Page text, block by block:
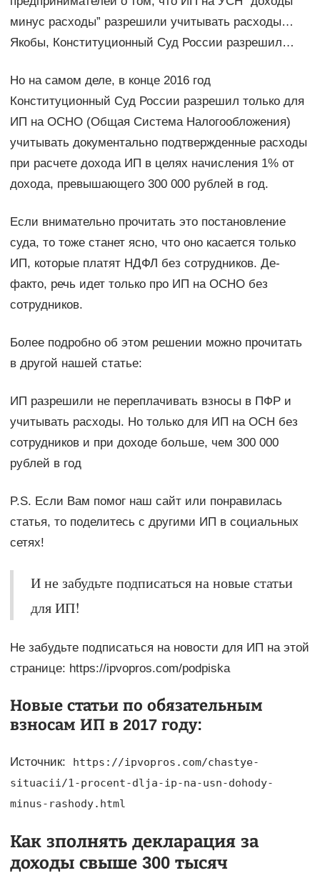
минус расходы” разрешили учитывать расходы…
Якобы, Конституционный Суд России разрешил…
Но на самом деле, в конце 2016 год
Конституционный Суд России разрешил только для
ИП на ОСНО (Общая Система Налогообложения)
учитывать документально подтвержденные расходы
при расчете дохода ИП в целях начисления 1% от
дохода, превышающего 300 000 рублей в год.
Если внимательно прочитать это постановление
суда, то тоже станет ясно, что оно касается только
ИП, которые платят НДФЛ без сотрудников. Де-
факто, речь идет только про ИП на ОСНО без
сотрудников.
Более подробно об этом решении можно прочитать
в другой нашей статье:
ИП разрешили не переплачивать взносы в ПФР и
учитывать расходы. Но только для ИП на ОСН без
сотрудников и при доходе больше, чем 300 000
рублей в год
P.S. Если Вам помог наш сайт или понравилась
статья, то поделитесь с другими ИП в социальных
сетях!
И не забудьте подписаться на новые статьи
для ИП!
Не забудьте подписаться на новости для ИП на этой
странице: https://ipvopros.com/podpiska
Новые статьи по обязательным
взносам ИП в 2017 году:
Источник:
https://ipvopros.com/chastye-
situacii/1-procent-dlja-ip-na-usn-dohody-
minus-rashody.html
Как зполнять декларация за
доходы свыше 300 тысяч